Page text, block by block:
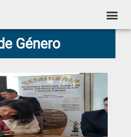
Género